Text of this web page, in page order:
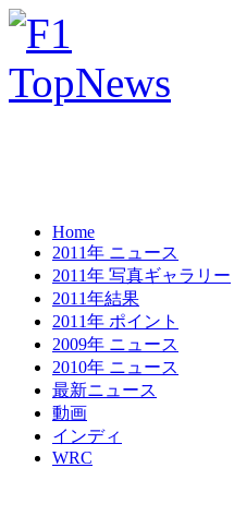
Home
2011年 ニュース
2011年 写真ギャラリー
2011年結果
2011年 ポイント
2009年 ニュース
2010年 ニュース
最新ニュース
動画
インディ
WRC